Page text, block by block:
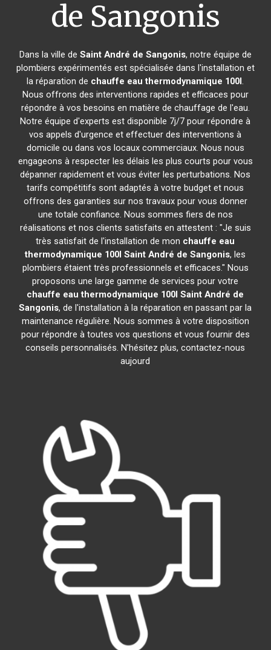
de Sangonis
Dans la ville de Saint André de Sangonis, notre équipe de
plombiers expérimentés est spécialisée dans l'installation et
la réparation de chauffe eau thermodynamique 100l.
Nous offrons des interventions rapides et efficaces pour
répondre à vos besoins en matière de chauffage de l'eau.
Notre équipe d'experts est disponible 7j/7 pour répondre à
vos appels d'urgence et effectuer des interventions à
domicile ou dans vos locaux commerciaux. Nous nous
engageons à respecter les délais les plus courts pour vous
dépanner rapidement et vous éviter les perturbations. Nos
tarifs compétitifs sont adaptés à votre budget et nous
offrons des garanties sur nos travaux pour vous donner
une totale confiance. Nous sommes fiers de nos
réalisations et nos clients satisfaits en attestent : "Je suis
très satisfait de l'installation de mon chauffe eau
thermodynamique 100l Saint André de Sangonis, les
plombiers étaient très professionnels et efficaces." Nous
proposons une large gamme de services pour votre
chauffe eau thermodynamique 100l Saint André de
Sangonis, de l'installation à la réparation en passant par la
maintenance régulière. Nous sommes à votre disposition
pour répondre à toutes vos questions et vous fournir des
conseils personnalisés. N'hésitez plus, contactez-nous
aujourd